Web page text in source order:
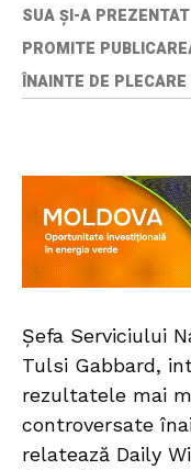
SUA ȘI-A
PROMITE
ÎNAINTE DE PLECARE
Șefa Serviciului
Tulsi Gabbard,
rezultatele mai
controversate
relatează Daily